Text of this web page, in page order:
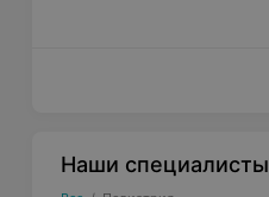
Наши специалисты